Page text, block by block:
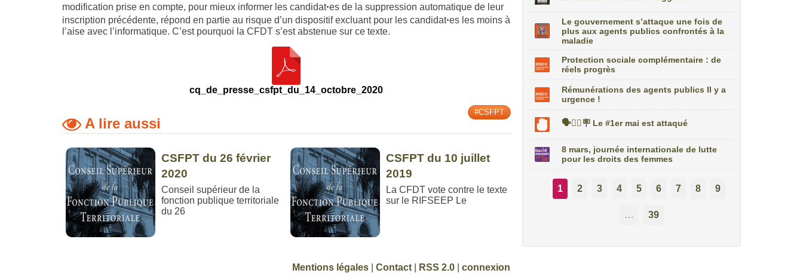
modification prise en compte, pour mieux informer les candidatꞏes de la suppression automatique de leur
inscription précédente, répond en partie au risque d’un dispositif excluant pour les candidatꞏes les moins à
l’aise avec l’informatique. C’est pourquoi la CFDT s’est abstenue sur ce texte.
cq_de_presse_csfpt_du_14_octobre_2020
#CSFPT
A lire aussi
CSFPT du 26 février
2020
Conseil supérieur de la
fonction publique territoriale
du 26
CSFPT du 10 juillet
2019
La CFDT vote contre le texte
sur le RIFSEEP Le
Le gouvernement s’attaque une fois de
plus aux agents publics confrontés à la
maladie
Protection sociale complémentaire : de
réels progrès
Rémunérations des agents publics Il y a
urgence !
🗣️✊🏼🪧 Le #1er mai est attaqué
8 mars, journée internationale de lutte
pour les droits des femmes
1 2 3 4 5 6 7 8 9
… 39
Mentions légales |Contact RSS 2.0 |connexion